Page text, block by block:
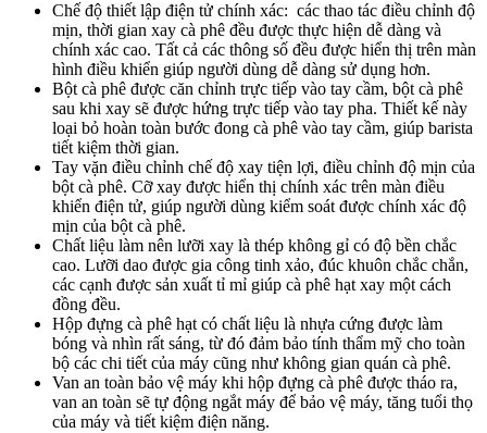
Chế độ thiết lập điện tử chính xác: các thao tác điều chỉnh độ
mịn, thời gian xay cà phê đều được thực hiện dễ dàng và
chính xác cao. Tất cả các thông số đều được hiển thị trên màn
hình điều khiển giúp người dùng dễ dàng sử dụng hơn.
Bột cà phê được căn chỉnh trực tiếp vào tay cầm, bột cà phê
sau khi xay sẽ được hứng trực tiếp vào tay pha. Thiết kế này
loại bỏ hoàn toàn bước đong cà phê vào tay cầm, giúp barista
tiết kiệm thời gian.
Tay vặn điều chỉnh chế độ xay tiện lợi, điều chỉnh độ mịn của
bột cà phê. Cỡ xay được hiển thị chính xác trên màn điều
khiển điện tử, giúp người dùng kiểm soát được chính xác độ
mịn của bột cà phê.
Chất liệu làm nên lưỡi xay là thép không gỉ có độ bền chắc
cao. Lưỡi dao được gia công tinh xảo, đúc khuôn chắc chắn,
các cạnh được sản xuất tỉ mỉ giúp cà phê hạt xay một cách
đồng đều.
Hộp đựng cà phê hạt có chất liệu là nhựa cứng được làm
bóng và nhìn rất sáng, từ đó đảm bảo tính thẩm mỹ cho toàn
bộ các chi tiết của máy cũng như không gian quán cà phê.
Van an toàn bảo vệ máy khi hộp đựng cà phê được tháo ra,
van an toàn sẽ tự động ngắt máy để bảo vệ máy, tăng tuổi thọ
của máy và tiết kiệm điện năng.